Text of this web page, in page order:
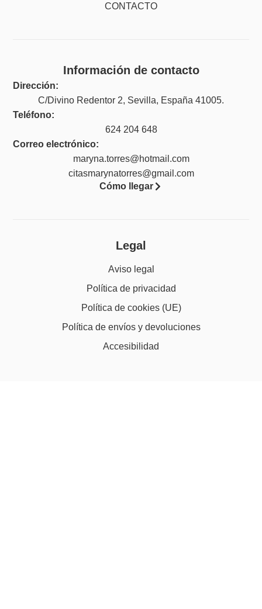
CONTACTO
Información de contacto
Dirección:
C/Divino Redentor 2, Sevilla, España 41005.
Teléfono:
624 204 648
Correo electrónico:
maryna.torres@hotmail.com
citasmarynatorres@gmail.com
Cómo llegar
Legal
Aviso legal
Política de privacidad
Política de cookies (UE)
Política de envíos y devoluciones
Accesibilidad